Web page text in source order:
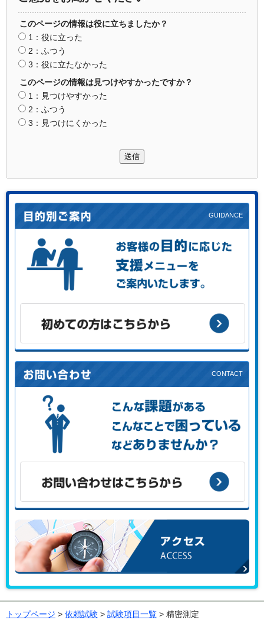
このページの情報は役に立ちましたか？
1：役に立った
2：ふつう
3：役に立たなかった
このページの情報は見つけやすかったですか？
1：見つけやすかった
2：ふつう
3：見つけにくかった
送信
お客様の目的に応じた支援メニューをご案内します。
初めての方はこちらから
こんな課題がある、こんなことで困っている、などありませ
お問い合わせはこちらから
トップページ > 依頼試験 > 試験項目一覧 > 精密測定